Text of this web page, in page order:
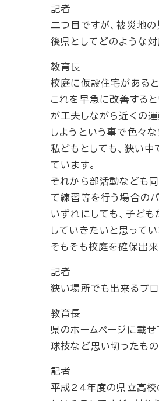
記者
二つ目ですが、被災地
後県としてどのような
教育長
校庭に仮設住宅がある
これを早急に改善する
が工夫しながら近くの
しようという事で色々
私どもとしても、狭い
ています。
それから部活動なども
て練習等を行う場合の
いずれにしても、子ど
していきたいと思ってい
そもそも校庭を確保出
記者
狭い場所でも出来るプ
教育長
県のホームページに載
球技など思い切ったも
記者
平成24年度の県立高校